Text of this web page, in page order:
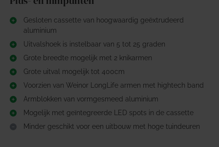
Gesloten cassette van hoogwaardig geëxtrudeerd
aluminium
Uitvalshoek is instelbaar van 5 tot 25 graden
Grote breedte mogelijk met 2 knikarmen
Grote uitval mogelijk tot 400cm
Voorzien van Weinor LongLife armen met hightech band
Armblokken van vormgesmeed aluminium
Mogelijk met geïntegreerde LED spots in de cassette
Minder geschikt voor een uitbouw met hoge tuindeuren